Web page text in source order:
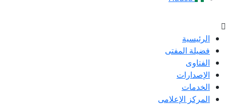
الرئيسية
فضيلة المفتى
الفتاوى
الإصدارات
الخدمات
المركز الإعلامى